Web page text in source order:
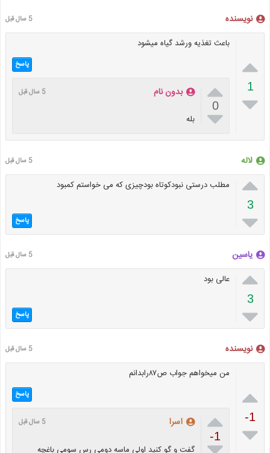
نویسنده 5 سال قبل

1

باعث تغذیه ورشد گیاه میشود
پاسخ

0

بدون نام 5 سال قبل
بله
لاله 5 سال قبل

3

مطلب درستی نبودکوتاه بودچیزی که می خواستم کمبود
پاسخ
یاسین 5 سال قبل

3

عالی بود
پاسخ
نویسنده 5 سال قبل

-1

من میخواهم جواب ص۸۷رابدانم
پاسخ

-1
اسرا 5 سال قبل
گفت و گو کنید اولی ماسه دومی رس سومی باغچه